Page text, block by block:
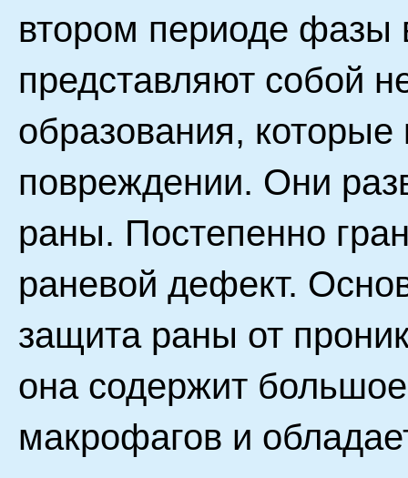
втором периоде фазы
представляют собой
образования,
повреждении. Они
раны. Постепенно
раневой дефект.
защита раны от
она содержит
макрофагов и